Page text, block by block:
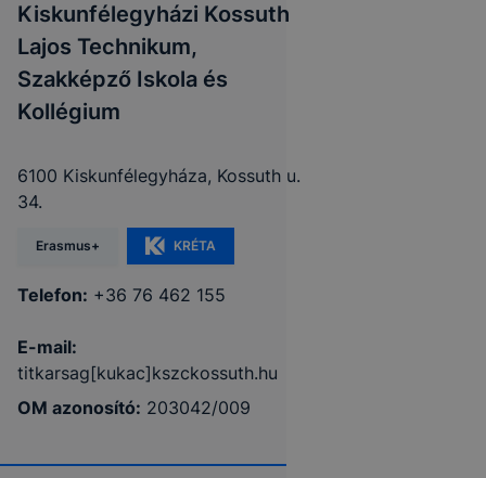
Kiskunfélegyházi Kossuth
Lajos Technikum,
Szakképző Iskola és
Kollégium
6100 Kiskunfélegyháza, Kossuth u.
34.
Erasmus+ KRÉTA
Telefon: +36 76 462 155
E-mail:
titkarsag[kukac]kszckossuth.hu
OM azonosító: 203042/009